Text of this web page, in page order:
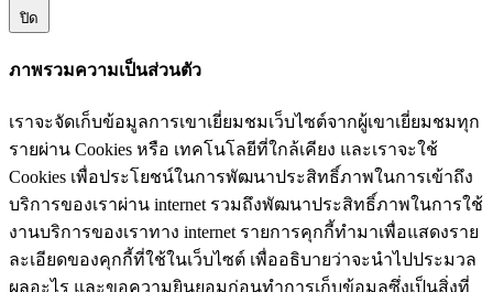
ปิด
ภาพรวมความเป็นส่วนตัว
เราจะจัดเก็บข้อมูลการเขาเยี่ยมชมเว็บไซต์จากผู้เขาเยี่ยมชมทุก
รายผ่าน Cookies หรือ เทคโนโลยีที่ใกล้เคียง และเราจะใช้
Cookies เพื่อประโยชน์ในการพัฒนาประสิทธิ์ภาพในการเข้าถึง
บริการของเราผ่าน internet รวมถึงพัฒนาประสิทธิ์ภาพในการใช้
งานบริการของเราทาง internet รายการคุกกี้ทำมาเพื่อแสดงราย
ละเอียดของคุกกี้ที่ใช้ในเว็บไซต์ เพื่ออธิบายว่าจะนำไปประมวล
ผลอะไร และขอความยินยอมก่อนทำการเก็บข้อมูลซึ่งเป็นสิ่งที่